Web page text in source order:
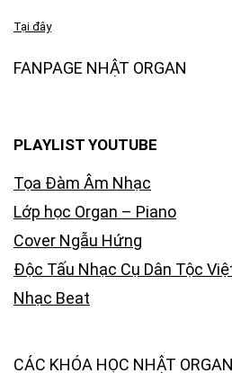
Tại đây
FANPAGE NHẬT ORGAN
PLAYLIST YOUTUBE
Tọa Đàm Âm Nhạc
Lớp học Organ – Piano
Cover Ngẫu Hứng
Độc Tấu Nhạc Cụ Dân Tộc
Nhạc Beat
CÁC KHÓA HỌC NHẬT ORGAN